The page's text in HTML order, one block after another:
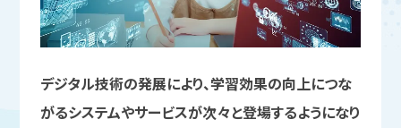
デジタル技術の発展により、学習効果の向上につな
がるシステムやサービスが次々と登場するようになり